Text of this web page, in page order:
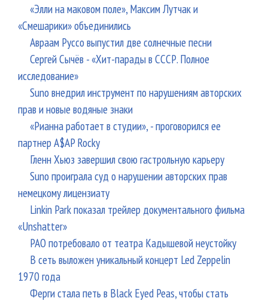
«Элли на маковом поле», Максим Лутчак и
«Смешарики» объединились
Авраам Руссо выпустил две солнечные песни
Сергей Сычёв - «Хит-парады в СССР. Полное
исследование»
Suno внедрил инструмент по нарушениям авторских
прав и новые водяные знаки
«Рианна работает в студии», - проговорился ее
партнер A$AP Rocky
Гленн Хьюз завершил свою гастрольную карьеру
Suno проиграла суд о нарушении авторских прав
немецкому лицензиату
Linkin Park показал трейлер документального фильма
«Unshatter»
РАО потребовало от театра Кадышевой неустойку
В сеть выложен уникальный концерт Led Zeppelin
1970 года
Ферги стала петь в Black Eyed Peas, чтобы стать